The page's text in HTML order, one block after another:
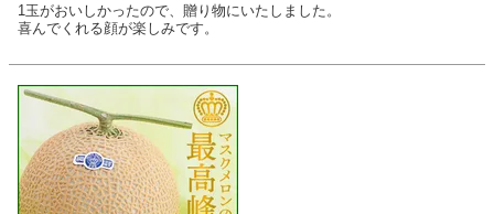
1玉がおいしかったので、贈り物にいたしました。
喜んでくれる顔が楽しみです。